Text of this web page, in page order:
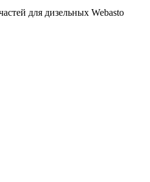
для дизельных Webasto